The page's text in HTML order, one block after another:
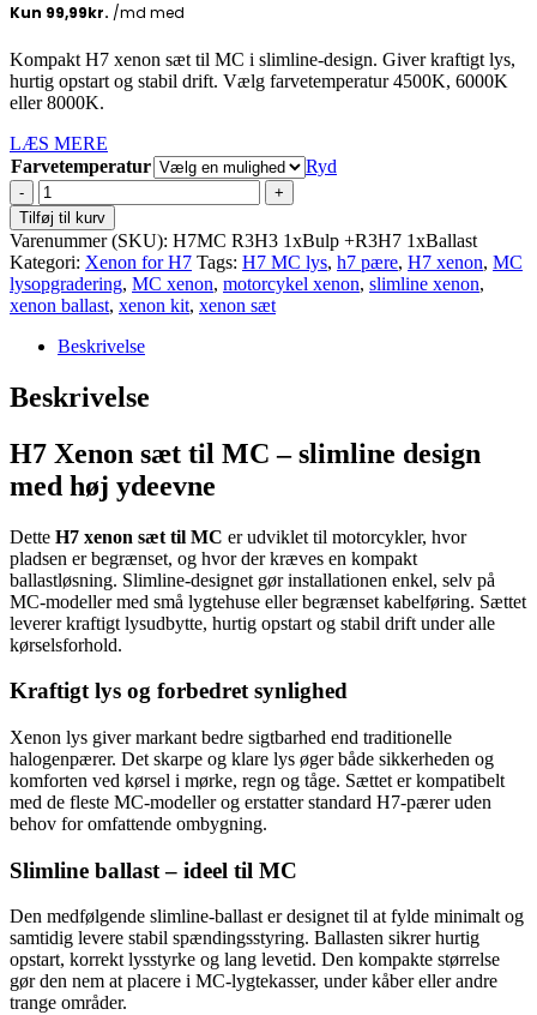
var:
Kompakt H7 xenon sæt til MC i slimline‑design. Giver kraftigt lys,
hurtig opstart og stabil drift. Vælg farvetemperatur 4500K, 6000K
eller 8000K.
LÆS MERE
Farvetemperatur
Ryd
H7
Xenon
sæt
til
MC
slimline
35W
antal
Tilføj til kurv
Varenummer (SKU): H7MC R3H3 1xBulp +R3H7 1xBallast
Kategori: Xenon for H7 Tags: H7 MC lys, h7 pære, H7 xenon, MC
lysopgradering, MC xenon, motorcykel xenon, slimline xenon,
xenon ballast, xenon kit, xenon sæt
Beskrivelse
Beskrivelse
H7 Xenon sæt til MC – slimline design
med høj ydeevne
Dette H7 xenon sæt til MC er udviklet til motorcykler, hvor
pladsen er begrænset, og hvor der kræves en kompakt
ballastløsning. Slimline‑designet gør installationen enkel, selv på
MC‑modeller med små lygtehuse eller begrænset kabelføring. Sættet
leverer kraftigt lysudbytte, hurtig opstart og stabil drift under alle
kørselsforhold.
Kraftigt lys og forbedret synlighed
Xenon lys giver markant bedre sigtbarhed end traditionelle
halogenpærer. Det skarpe og klare lys øger både sikkerheden og
komforten ved kørsel i mørke, regn og tåge. Sættet er kompatibelt
med de fleste MC‑modeller og erstatter standard H7‑pærer uden
behov for omfattende ombygning.
Slimline ballast – ideel til MC
Den medfølgende slimline‑ballast er designet til at fylde minimalt og
samtidig levere stabil spændingsstyring. Ballasten sikrer hurtig
opstart, korrekt lysstyrke og lang levetid. Den kompakte størrelse
gør den nem at placere i MC‑lygtekasser, under kåber eller andre
trange områder.